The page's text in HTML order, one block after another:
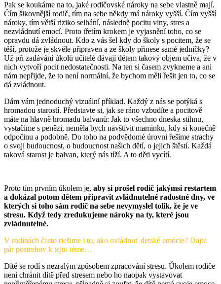
Pak se koukáme na to, jaké rodičovské nároky na sebe vlastně mají.
Čím šikovnější rodič, tím na sebe někdy má nároky vyšší. Čím vyšší
nároky, tím větší riziko selhání, následně pocitu viny, stres a
nezvládnutí emocí. Proto třetím krokem je vyjasnění toho, co se
opravdu dá zvládnout. Kdo z vás šel kdy do školy s pocitem, že se
těší, protože je skvěle připraven a ze školy přinese samé jedničky?
Už při zadávání úkolů učitelé dávají dětem takový objem učiva, že v
nich vytvoří pocit nedostatečnosti. Na ten si časem zvykneme a ani
nám nepřijde, že to není normální, že bychom měli řešit jen to, co se
dá zvládnout.
Dám vám jednoduchý vizuální příklad. Každý z nás se potýká s
hromadou starostí. Představte si, jak se ráno vzbudíte a pocitově
máte na hlavně hromadu balvanů: Jak to všechno dneska stihnu,
vystačíme s penězi, neměla bych navštívit maminku, kdy si konečně
odpočinu a podobně. Do toho na podvědomé úrovni řešíme strachy
o svoji budoucnost, o budoucnost našich dětí, o jejich štěstí. Každá
taková starost je balvan, který nás tíží. A to děti vycítí.
Proto tím prvním úkolem je, aby si prošel rodič jakýmsi restartem
a dokázal potom dětem připravit zvládnutelné radostné dny, ve
kterých si toho sám rodič na sebe nevymyslel tolik, že je ve
stresu. Když tedy zredukujeme nároky na ty, které jsou
zvládnutelné.
V rodinách často riešime i to, ako ovládnuť detské emócie? Dajte
pár postrehov k tejto téme…
Dítě se rodí s nezralým způsobem zpracování stresu. Úkolem rodiče
není chránit dítě před stresem nebo ho naopak vystavovat